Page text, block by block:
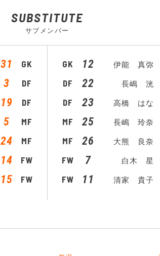
SUBSTITUTE
サブメンバー
31 GK
3 DF
19 DF
5 MF
24 MF
14 FW
15 FW
GK 12 伊能 真弥
DF 22 長嶋 洸
DF 23 高橋 はな
MF 25 長嶋 玲奈
MF 26 大熊 良奈
FW 7 白木 星
FW 11 清家 貴子